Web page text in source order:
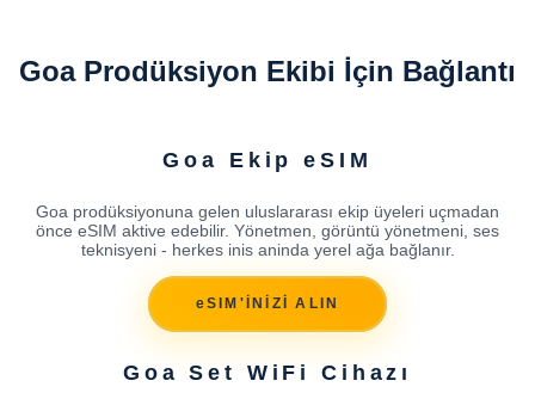
Goa Prodüksiyon Ekibi İçin Bağlantı
Goa Ekip eSIM
Goa prodüksiyonuna gelen uluslararası ekip üyeleri uçmadan
önce eSIM aktive edebilir. Yönetmen, görüntü yönetmeni, ses
teknisyeni - herkes inis aninda yerel ağa bağlanır.
eSIM'İNİZİ ALIN
Goa Set WiFi Cihazı